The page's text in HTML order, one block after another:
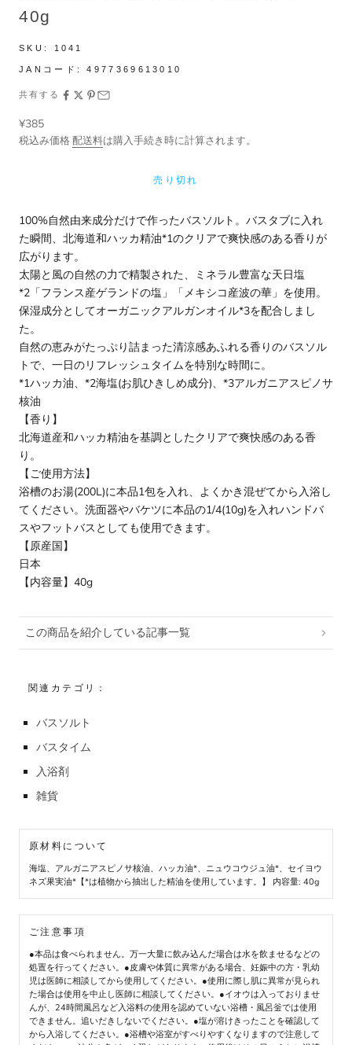
40g
SKU: 1041
JANコード:4977369613010
共有する
セール価格
¥385
税込み価格配送料は購入手続き時に計算されます。
売り切れ
100%自然由来成分だけで作ったバスソルト。バスタブに入れ
た瞬間、北海道和ハッカ精油*1のクリアで爽快感のある香りが
広がります。
太陽と風の自然の力で精製された、ミネラル豊富な天日塩
*2「フランス産ゲランドの塩」「メキシコ産波の華」を使用。
保湿成分としてオーガニックアルガンオイル*3を配合しまし
た。
自然の恵みがたっぷり詰まった清涼感あふれる香りのバスソル
トで、一日のリフレッシュタイムを特別な時間に。
*1ハッカ油、*2海塩(お肌ひきしめ成分)、*3アルガニアスピノサ
核油
【香り】
北海道産和ハッカ精油を基調としたクリアで爽快感のある香
り。
【ご使用方法】
浴槽のお湯(200L)に本品1包を入れ、よくかき混ぜてから入浴し
てください。洗面器やバケツに本品の1/4(10g)を入れハンドバ
スやフットバスとしても使用できます。
【原産国】
日本
【内容量】40g
この商品を紹介している記事一覧
関連カテゴリ：
バスソルト
バスタイム
入浴剤
雑貨
原材料について
海塩、アルガニアスピノサ核油、ハッカ油*、ニュウコウジュ油*、セイヨウ
ネズ果実油*【*は植物から抽出した精油を使用しています。】 内容量: 40g
ご注意事項
●本品は食べられません。万一大量に飲み込んだ場合は水を飲ませるなどの
処置を行ってください。●皮膚や体質に異常がある場合、妊娠中の方・乳幼
児は医師に相談してから使用してください。●使用に際し肌に異常が見られ
た場合は使用を中止し医師に相談してください。●イオウは入っておりませ
んが、24時間風呂など入浴料の使用を認めていない浴槽・風呂釡では使用
できません。追いだきしないでください。●塩が溶けきったことを確認して
から入浴してください。●浴槽や浴室がすべりやすくなりますので注意して